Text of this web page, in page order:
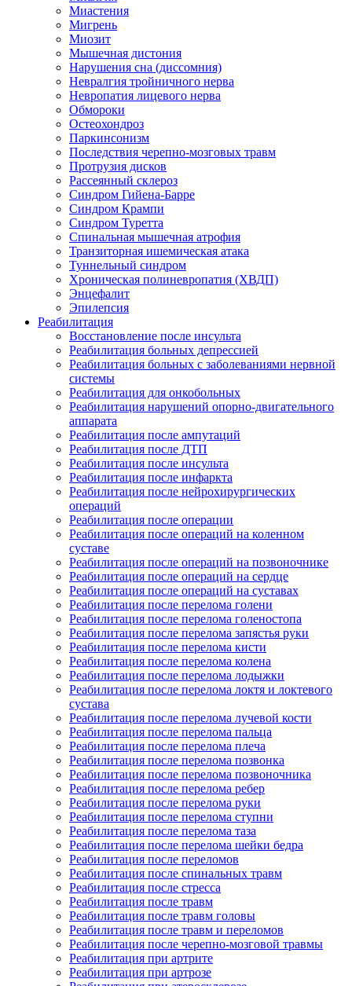
Миастения
Мигрень
Миозит
Мышечная дистония
Нарушения сна (диссомния)
Невралгия тройничного нерва
Невропатия лицевого нерва
Обмороки
Остеохондроз
Паркинсонизм
Последствия черепно-мозговых травм
Протрузия дисков
Рассеянный склероз
Синдром Гийена-Барре
Синдром Крампи
Синдром Туретта
Спинальная мышечная атрофия
Транзиторная ишемическая атака
Туннельный синдром
Хроническая полиневропатия (ХВДП)
Энцефалит
Эпилепсия
Реабилитация
Восстановление после инсульта
Реабилитация больных депрессией
Реабилитация больных с заболеваниями нервной
системы
Реабилитация для онкобольных
Реабилитация нарушений опорно-двигательного
аппарата
Реабилитация после ампутаций
Реабилитация после ДТП
Реабилитация после инсульта
Реабилитация после инфаркта
Реабилитация после нейрохирургических
операций
Реабилитация после операции
Реабилитация после операций на коленном
суставе
Реабилитация после операций на позвоночнике
Реабилитация после операций на сердце
Реабилитация после операций на суставах
Реабилитация после перелома голени
Реабилитация после перелома голеностопа
Реабилитация после перелома запястья руки
Реабилитация после перелома кисти
Реабилитация после перелома колена
Реабилитация после перелома лодыжки
Реабилитация после перелома локтя и локтевого
сустава
Реабилитация после перелома лучевой кости
Реабилитация после перелома пальца
Реабилитация после перелома плеча
Реабилитация после перелома позвонка
Реабилитация после перелома позвоночника
Реабилитация после перелома ребер
Реабилитация после перелома руки
Реабилитация после перелома ступни
Реабилитация после перелома таза
Реабилитация после перелома шейки бедра
Реабилитация после переломов
Реабилитация после спинальных травм
Реабилитация после стресса
Реабилитация после травм
Реабилитация после травм головы
Реабилитация после травм и переломов
Реабилитация после черепно-мозговой травмы
Реабилитация при артрите
Реабилитация при артрозе